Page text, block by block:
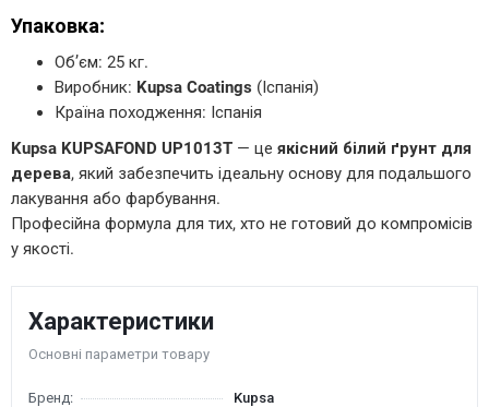
Упаковка:
Об’єм: 25 кг.
Виробник: Kupsa Coatings (Іспанія)
Країна походження: Іспанія
Kupsa KUPSAFOND UP1013T — це якісний білий ґрунт для
дерева, який забезпечить ідеальну основу для подальшого
лакування або фарбування.
Професійна формула для тих, хто не готовий до компромісів
у якості.
Характеристики
Основні параметри товару
Бренд: Kupsa